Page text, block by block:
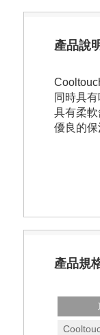
產品說
同時具
具有柔
優良的保
產品規